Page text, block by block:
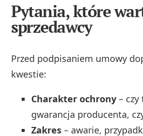
Pytania, które
sprzedawcy
Przed podpisaniem umowy
kwestie:
Charakter ochrony –
gwarancja producenta,
Zakres – awarie,